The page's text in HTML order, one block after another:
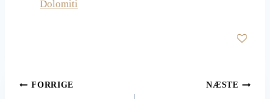
Dolomiti
Indlægsnavigation
FORRIGE NÆSTE